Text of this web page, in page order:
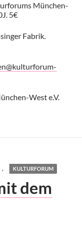
München-
5€
Fabrik.
West e.V.
, KULTURFORUM
dem